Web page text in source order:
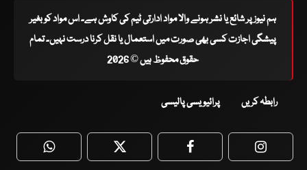
ہم نیوز پر شائع یا نشر ہونے والا مواد ادارتی ٹیم کی کاوش ہے۔ اس مواد کو بغیر
پیشگی اجازت کسی بھی صورت میں استعمال یا نقل کرنا درست نہیں۔ تمام
حقوق محفوظ ہیں © 2026
رابطہ کریں پرائیویسی پالیسی
WhatsApp Twitter Facebook